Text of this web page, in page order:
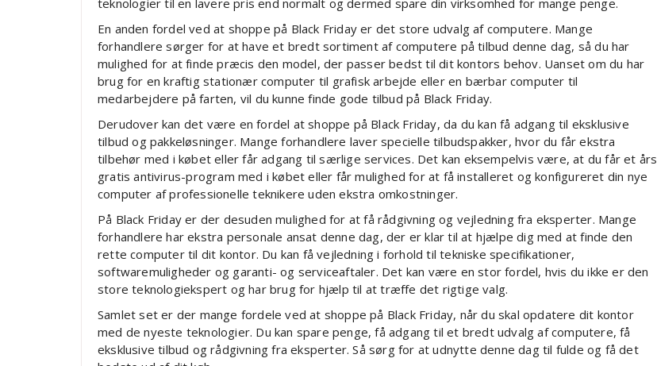
teknologier til en lavere pris end normalt og dermed spare din virksomhed for mange penge.
En anden fordel ved at shoppe på Black Friday er det store udvalg af computere. Mange
forhandlere sørger for at have et bredt sortiment af computere på tilbud denne dag, så du har
mulighed for at finde præcis den model, der passer bedst til dit kontors behov. Uanset om du har
brug for en kraftig stationær computer til grafisk arbejde eller en bærbar computer til
medarbejdere på farten, vil du kunne finde gode tilbud på Black Friday.
Derudover kan det være en fordel at shoppe på Black Friday, da du kan få adgang til eksklusive
tilbud og pakkeløsninger. Mange forhandlere laver specielle tilbudspakker, hvor du får ekstra
tilbehør med i købet eller får adgang til særlige services. Det kan eksempelvis være, at du får et års
gratis antivirus-program med i købet eller får mulighed for at få installeret og konfigureret din nye
computer af professionelle teknikere uden ekstra omkostninger.
På Black Friday er der desuden mulighed for at få rådgivning og vejledning fra eksperter. Mange
forhandlere har ekstra personale ansat denne dag, der er klar til at hjælpe dig med at finde den
rette computer til dit kontor. Du kan få vejledning i forhold til tekniske specifikationer,
softwaremuligheder og garanti- og serviceaftaler. Det kan være en stor fordel, hvis du ikke er den
store teknologiekspert og har brug for hjælp til at træffe det rigtige valg.
Samlet set er der mange fordele ved at shoppe på Black Friday, når du skal opdatere dit kontor
med de nyeste teknologier. Du kan spare penge, få adgang til et bredt udvalg af computere, få
eksklusive tilbud og rådgivning fra eksperter. Så sørg for at udnytte denne dag til fulde og få det